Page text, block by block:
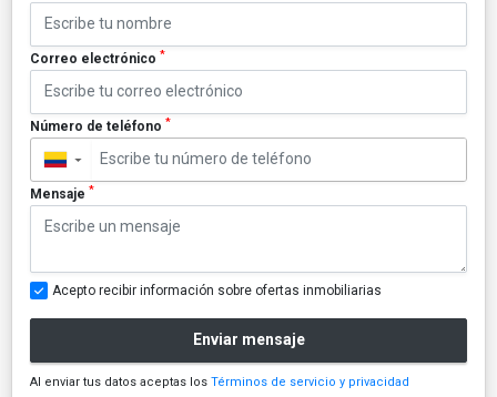
Correo electrónico *
Número de teléfono *
▼
Mensaje *
Acepto recibir información sobre ofertas inmobiliarias
Enviar mensaje
Al enviar tus datos aceptas los Términos de servicio y privacidad